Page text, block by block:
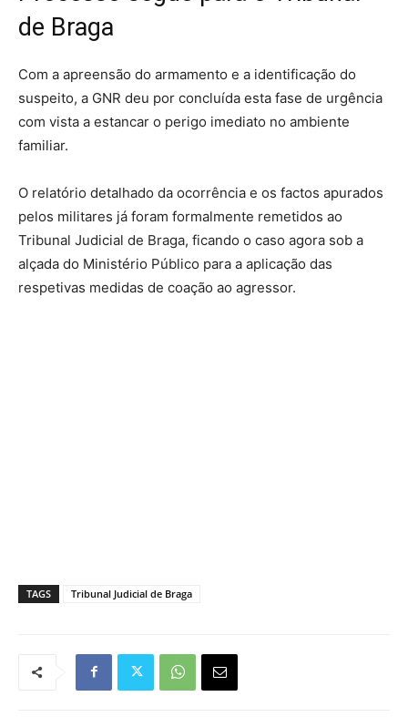
de Braga
Com a apreensão do armamento e a identificação do
suspeito, a GNR deu por concluída esta fase de urgência
com vista a estancar o perigo imediato no ambiente
familiar.
O relatório detalhado da ocorrência e os factos apurados
pelos militares já foram formalmente remetidos ao
Tribunal Judicial de Braga, ficando o caso agora sob a
alçada do Ministério Público para a aplicação das
respetivas medidas de coação ao agressor.
TAGS Tribunal Judicial de Braga